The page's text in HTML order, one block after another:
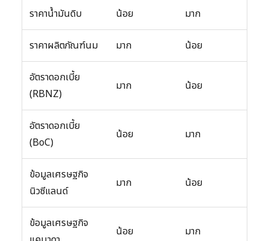
ราคาน้ำมันดิบ น้อย มาก
ราคาผลิตภัณฑ์นม มาก น้อย
อัตราดอกเบี้ย
(RBNZ)
มาก น้อย
อัตราดอกเบี้ย
(BoC)
น้อย มาก
ข้อมูลเศรษฐกิจ
นิวซีแลนด์
มาก น้อย
ข้อมูลเศรษฐกิจ
น้อย มาก